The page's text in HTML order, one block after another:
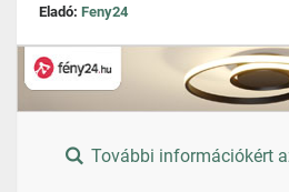
Eladó: Feny24
További információkért